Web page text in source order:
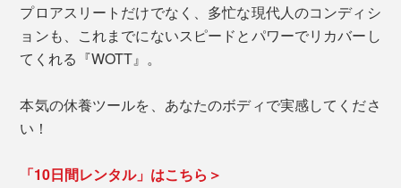
プロアスリートだけでなく、多忙な現代人のコンディシ
ョンも、これまでにないスピードとパワーでリカバーし
てくれる『WOTT』。
本気の休養ツールを、あなたのボディで実感してくださ
い！
「10日間レンタル」はこちら＞